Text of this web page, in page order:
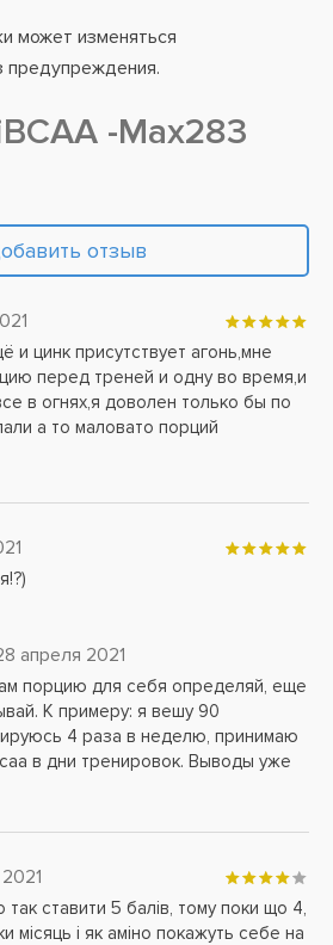
может изменяться
предупреждения.
-Max283
отзыв
и цинк присутствует агонь,мне
перед треней и одну во время,и
в огнях,я доволен только бы по
а то маловато порций
апреля 2021
порцию для себя определяй, еще
К примеру: я вешу 90
4 раза в неделю, принимаю
в дни тренировок. Выводы уже
так ставити 5 балів, тому поки що 4,
місяць і як аміно покажуть себе на